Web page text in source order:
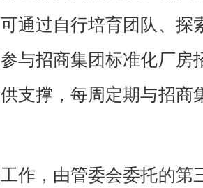
通过自行培育团队、探
与招商集团标准化厂房
支撑，每周定期与招商
作， 由管委会委托的第